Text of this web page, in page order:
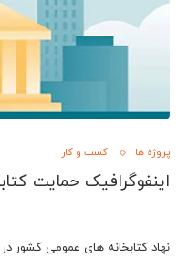
پروژه ها کسب و کار
اینفوگرافیک حمایت